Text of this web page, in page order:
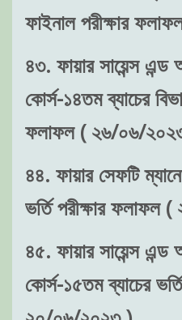
ফাইনাল পরীক্ষার
৪৩. ফায়ার সায়েন্স
কোর্স-১৪তম ব্যাচের
ফলাফল ( ২৬/০৬/
৪৪. ফায়ার সেফটি
ভর্তি পরীক্ষার
৪৫. ফায়ার সায়েন্স
কোর্স-১৫তম ব্যাচের